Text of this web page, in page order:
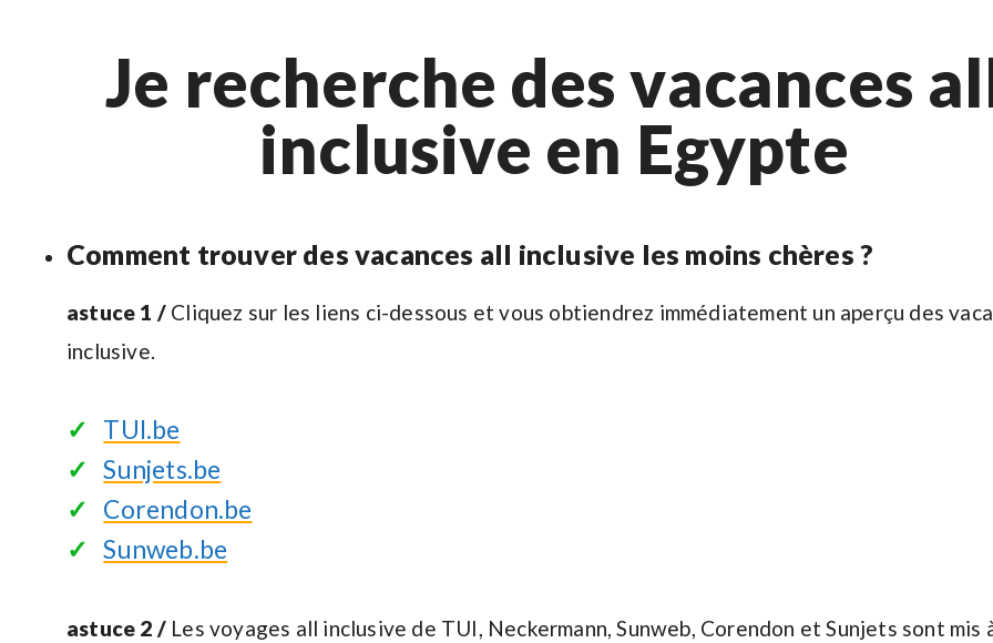
Je recherche des vacances
inclusive en Egypte
Comment trouver des vacances all inclusive les moins chères ?
astuce 1 / Cliquez sur les liens ci-dessous et vous obtiendrez immédiatement un aperçu des
inclusive.
✓
TUI.be
✓ Sunjets.be
✓
Corendon.be
✓ Sunweb.be
astuce 2 / Les voyages all inclusive de TUI, Neckermann, Sunweb, Corendon et Sunjets sont mis